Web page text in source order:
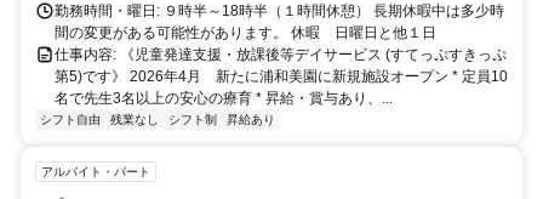
勤務時間・曜日: ９時半～18時半（１時間休憩） 長期休暇中は多少時
間の変更がある可能性があります。 休暇 日曜日と他１日
仕事内容: 《児童発達支援・放課後等デイサービス (すてっぷすきっぷ
第5)です》 2026年4月 新たに浦和美園に新規施設オープン * 定員10
名で先生3名以上の安心の療育 * 昇給・賞与あり、...
シフト自由 残業なし シフト制 昇給あり
アルバイト・パート